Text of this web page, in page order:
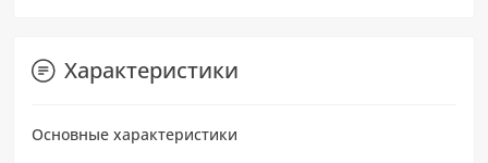
Характеристики
Основные характеристики